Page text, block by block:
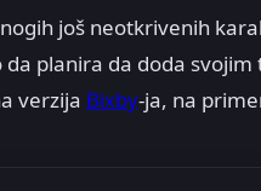
još neotkrivenih
da planira da doda
verzija Bixby-ja, na